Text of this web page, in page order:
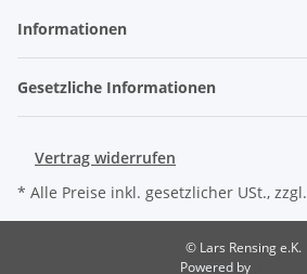
Informationen
Gesetzliche Informationen
Vertrag widerrufen
* Alle Preise inkl. gesetzlicher USt., zzgl.
© Lars Rensing e.K.
Powered by